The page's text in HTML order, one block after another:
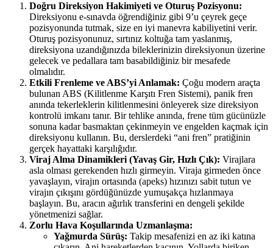
Doğru Direksiyon Hakimiyeti ve Oturuş Pozisyonu:
Direksiyonu e-sınavda öğrendiğiniz gibi 9’u çeyrek geçe
pozisyonunda tutmak, size en iyi manevra kabiliyetini verir.
Oturuş pozisyonunuz, sırtınız koltuğa tam yaslanmış,
direksiyona uzandığınızda bileklerinizin direksiyonun üzerine
gelecek ve pedallara tam basabildiğiniz bir mesafede
olmalıdır.
Etkili Frenleme ve ABS’yi Anlamak: Çoğu modern araçta
bulunan ABS (Kilitlenme Karşıtı Fren Sistemi), panik fren
anında tekerleklerin kilitlenmesini önleyerek size direksiyon
kontrolü imkanı tanır. Bir tehlike anında, frene tüm gücünüzle
sonuna kadar basmaktan çekinmeyin ve engelden kaçmak için
direksiyonu kullanın. Bu, derslerdeki “ani fren” pratiğinin
gerçek hayattaki karşılığıdır.
Viraj Alma Dinamikleri (Yavaş Gir, Hızlı Çık): Virajlara
asla olması gerekenden hızlı girmeyin. Viraja girmeden önce
yavaşlayın, virajın ortasında (apeks) hızınızı sabit tutun ve
virajın çıkışını gördüğünüzde yumuşakça hızlanmaya
başlayın. Bu, aracın ağırlık transferini en dengeli şekilde
yönetmenizi sağlar.
Zorlu Hava Koşullarında Uzmanlaşma:
Yağmurda Sürüş: Takip mesafenizi en az iki katına